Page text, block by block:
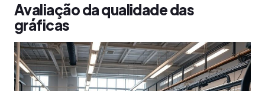
Avaliação da qualidade das
gráficas